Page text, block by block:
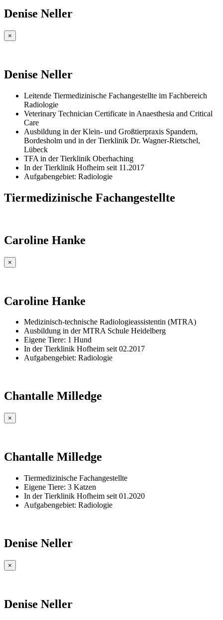
Denise Neller
×
Denise Neller
Leitende Tiermedizinische Fachangestellte im Fachbereich
Radiologie
Veterinary Technician Certificate in Anaesthesia and Critical
Care
Ausbildung in der Klein- und Großtierpraxis Spandern,
Bordesholm und in der Tierklinik Dr. Wagner-Rietschel,
Lübeck
TFA in der Tierklinik Oberhaching
In der Tierklinik Hofheim seit 11.2017
Aufgabengebiet: Radiologie
Tiermedizinische Fachangestellte
Caroline Hanke
×
Caroline Hanke
Medizinisch-technische Radiologieassistentin (MTRA)
Ausbildung in der MTRA Schule Heidelberg
Eigene Tiere: 1 Hund
In der Tierklinik Hofheim seit 02.2017
Aufgabengebiet: Radiologie
Chantalle Milledge
×
Chantalle Milledge
Tiermedizinische Fachangestellte
Eigene Tiere: 3 Katzen
In der Tierklinik Hofheim seit 01.2020
Aufgabengebiet: Radiologie
Denise Neller
×
Denise Neller